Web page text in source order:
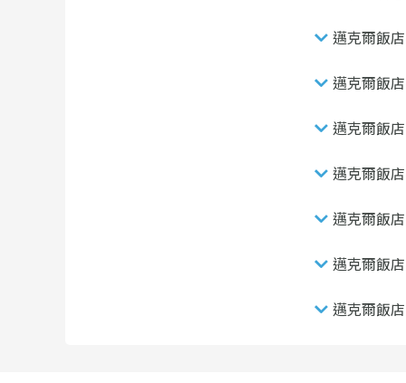
邁克爾飯
邁克爾飯
邁克爾飯
邁克爾飯
邁克爾飯
邁克爾飯
邁克爾飯